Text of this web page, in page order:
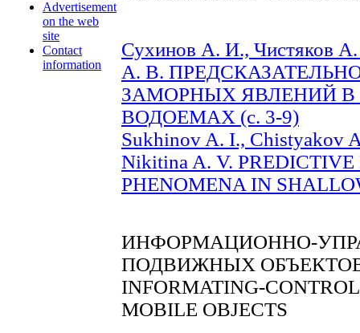
Advertisement
on the web
site
Contact
information
Сухинов А. И., Чистяков
А. В.
ЗАМОРНЫХ ЯВЛЕНИЙ
ВОДОЕМАХ (c. 3-9)
Sukhinov A. I., Chistyakov
Nikitina A. V.
PHENOMENA IN
ИНФОРМАЦИОННО-
ПОДВИЖНЫХ
INFORMATING-
MOBILE OBJECTS